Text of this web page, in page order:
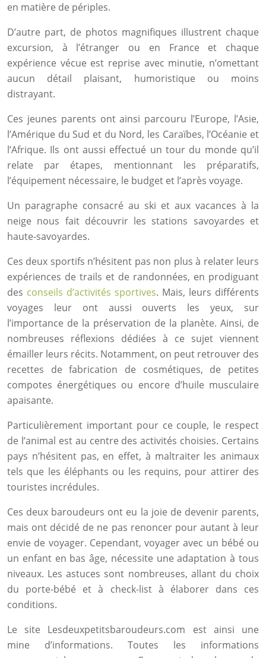
en matière de périples.
D’autre part, de photos magnifiques illustrent chaque
excursion, à l’étranger ou en France et chaque
expérience vécue est reprise avec minutie, n’omettant
aucun détail plaisant, humoristique ou moins
distrayant.
Ces jeunes parents ont ainsi parcouru l’Europe, l’Asie,
l’Amérique du Sud et du Nord, les Caraïbes, l’Océanie et
l’Afrique. Ils ont aussi effectué un tour du monde qu’il
relate par étapes, mentionnant les préparatifs,
l’équipement nécessaire, le budget et l’après voyage.
Un paragraphe consacré au ski et aux vacances à la
neige nous fait découvrir les stations savoyardes et
haute-savoyardes.
Ces deux sportifs n’hésitent pas non plus à relater leurs
expériences de trails et de randonnées, en prodiguant
des conseils d’activités sportives. Mais, leurs différents
voyages leur ont aussi ouverts les yeux, sur
l’importance de la préservation de la planète. Ainsi, de
nombreuses réflexions dédiées à ce sujet viennent
émailler leurs récits. Notamment, on peut retrouver des
recettes de fabrication de cosmétiques, de petites
compotes énergétiques ou encore d’huile musculaire
apaisante.
Particulièrement important pour ce couple, le respect
de l’animal est au centre des activités choisies. Certains
pays n’hésitent pas, en effet, à maltraiter les animaux
tels que les éléphants ou les requins, pour attirer des
touristes incrédules.
Ces deux baroudeurs ont eu la joie de devenir parents,
mais ont décidé de ne pas renoncer pour autant à leur
envie de voyager. Cependant, voyager avec un bébé ou
un enfant en bas âge, nécessite une adaptation à tous
niveaux. Les astuces sont nombreuses, allant du choix
du porte-bébé et à check-list à élaborer dans ces
conditions.
Le site Lesdeuxpetitsbaroudeurs.com est ainsi une
mine d’informations. Toutes les informations